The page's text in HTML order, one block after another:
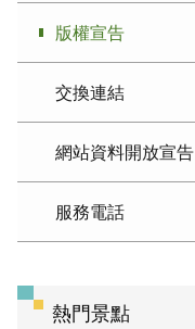
版權宣告
交換連結
網站資料開放宣告
服務電話
熱門景點